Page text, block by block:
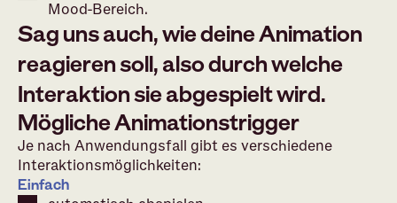
Mood-Bereich.
Sag uns auch, wie deine Animation
reagieren soll, also durch welche
Interaktion sie abgespielt wird.
Mögliche Animationstrigger
Je nach Anwendungsfall gibt es verschiedene
Interaktionsmöglichkeiten:
Einfach